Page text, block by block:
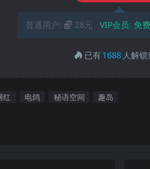
普通用户: 28元 VIP会员: 免费
已有1688 人解
红 电鸽 秘语空间 趣岛